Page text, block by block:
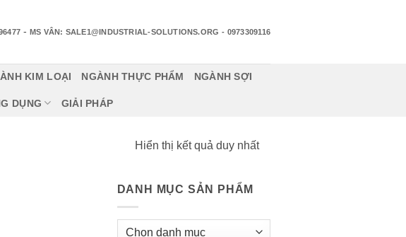
-MS VÂN: SALE1@INDUSTRIAL-SOLUTIONS.ORG - 0973309116
KIM LOẠI NGÀNH THỰC PHẨM NGÀNH SỢI
DỤNG GIẢI PHÁP
Hiển thị kết quả duy nhất
DANH MỤC SẢN PHẨM